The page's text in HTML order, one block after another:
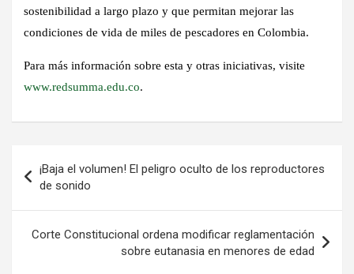
sostenibilidad a largo plazo y que permitan mejorar las
condiciones de vida de miles de pescadores en Colombia.
Para más información sobre esta y otras iniciativas, visite
www.redsumma.edu.co.
de
entradas
¡Baja el volumen! El peligro oculto de los reproductores
de sonido
Corte Constitucional ordena modificar reglamentación
sobre eutanasia en menores de edad